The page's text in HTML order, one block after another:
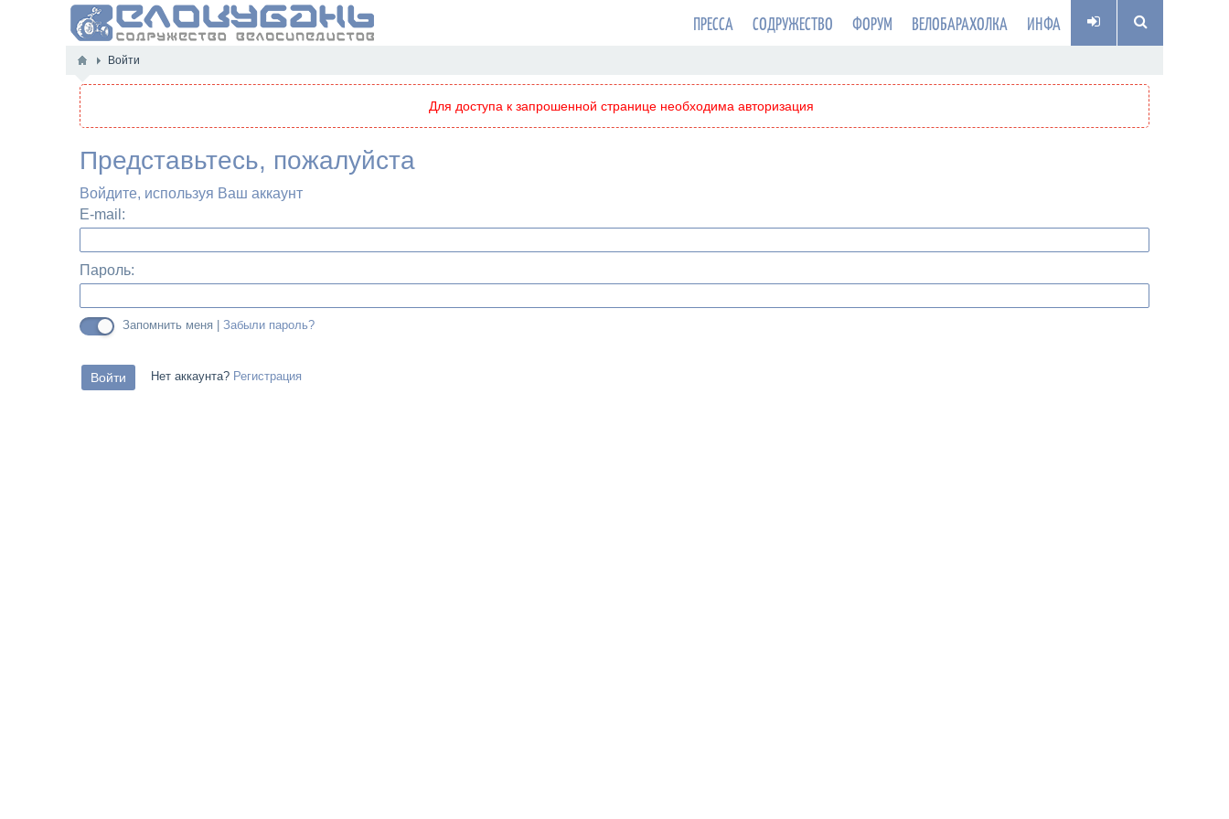
ПРЕССА СОДРУЖЕСТВО ФОРУМ ВЕЛОБАРАХОЛКА ИНФА
Войти
Для доступа к запрошенной странице необходима авторизация
Представьтесь, пожалуйста
Войдите, используя Ваш аккаунт
E-mail:
Пароль:
Запомнить меня | Забыли пароль?
Нет аккаунта? Регистрация